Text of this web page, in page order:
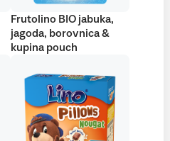
Frutolino BIO jabuka,
jagoda, borovnica &
kupina pouch